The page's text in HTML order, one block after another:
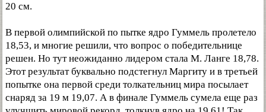
20 см.
В первой олимпийской по пытке ядро Гуммель пролетело
18,53, и многие решили, что вопрос о победительнице
решен. Но тут неожиданно лидером стала М. Ланге 18,78.
Этот результат буквально подстегнул Маргиту и в третьей
попытке она первой среди толкательниц мира посылает
снаряд за 19 м 19,07. А в финале Гуммель сумела еще раз